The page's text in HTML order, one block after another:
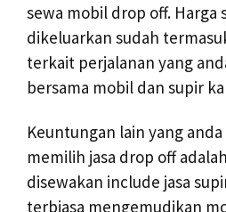
sewa mobil drop off. Harga
dikeluarkan sudah
terkait perjalanan yang
bersama mobil dan supir
Keuntungan lain yang
memilih jasa drop off
disewakan include jasa
terbiasa mengemudikan